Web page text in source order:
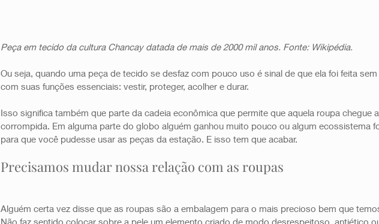
Peça em tecido da cultura Chancay datada de mais de 2000 mil anos. Fonte: Wikipédia.
Ou seja, quando uma peça de tecido se desfaz com pouco uso é sinal de que ela foi feita
com suas funções essenciais: vestir, proteger, acolher e durar.
Isso significa também que parte da cadeia econômica que permite que aquela roupa chegue
corrompida. Em alguma parte do globo alguém ganhou muito pouco ou algum ecossistema
para que você pudesse usar as peças da estação. E isso tem que acabar.
Precisamos mudar nossa relação com as roupas
Alguém certa vez disse que as roupas são a embalagem para o mais precioso bem que
Não faz sentido colocar sobre a pele um elemento criado de modo desrespeitoso, antiético